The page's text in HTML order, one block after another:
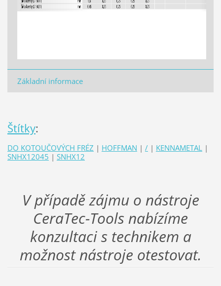
Základní informace
Štítky:
DO KOTOUČOVÝCH FRÉZ | HOFFMAN | / | KENNAMETAL |
SNHX12045 | SNHX12
V případě zájmu o nástroje
CeraTec-Tools nabízíme
konzultaci s technikem a
možnost nástroje otestovat.